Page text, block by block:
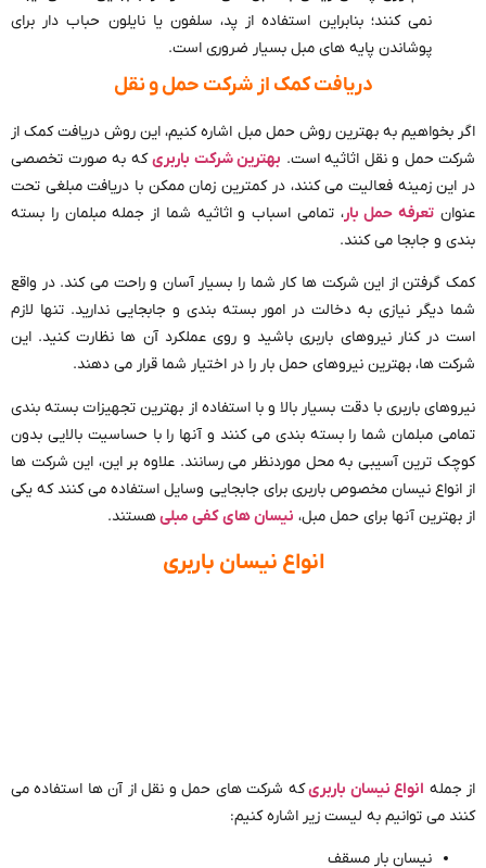
نمی کنند؛ بنابراین استفاده از پد، سلفون یا نایلون حباب دار برای
پوشاندن پایه های مبل بسیار ضروری است.
دریافت کمک از شرکت حمل و نقل
اگر بخواهیم به بهترین روش حمل مبل اشاره کنیم، این روش دریافت کمک از
شرکت حمل و نقل اثاثیه است. بهترین شرکت باربریکه به صورت تخصصی
در این زمینه فعالیت می کنند، در کمترین زمان ممکن با دریافت مبلغی تحت
عنوان تعرفه حمل بار، تمامی اسباب و اثاثیه شما از جمله مبلمان را بسته
بندی و جابجا می کنند.
کمک گرفتن از این شرکت ها کار شما را بسیار آسان و راحت می کند. در واقع
شما دیگر نیازی به دخالت در امور بسته بندی و جابجایی ندارید. تنها لازم
است در کنار نیروهای باربری باشید و روی عملکرد آن ها نظارت کنید. این
شرکت ها، بهترین نیروهای حمل بار را در اختیار شما قرار می دهند.
نیروهای باربری با دقت بسیار بالا و با استفاده از بهترین تجهیزات بسته بندی
تمامی مبلمان شما را بسته بندی می کنند و آنها را با حساسیت بالایی بدون
کوچک ترین آسیبی به محل موردنظر می رسانند. علاوه بر این، این شرکت ها
از انواع نیسان مخصوص باربری برای جابجایی وسایل استفاده می کنند که یکی
از بهترین آنها برای حمل مبل، نیسان های کفی مبلیهستند.
انواع نیسان باربری
از جمله انواع نیسان باربریکه شرکت های حمل و نقل از آن ها استفاده می
کنند می توانیم به لیست زیر اشاره کنیم:
نیسان بار مسقف